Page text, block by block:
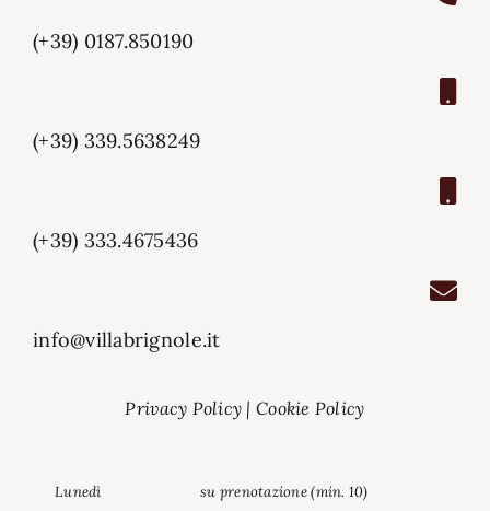
(+39) 0187.850190
(+39) 339.5638249
(+39) 333.4675436
info@villabrignole.it
Privacy Policy |Cookie Policy
Lunedì su prenotazione (min. 10)